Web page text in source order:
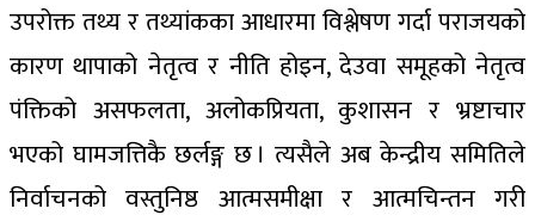
उपरोक्त तथ्य र तथ्यांकका आधारमा विश्लेषण गर्दा पराजयको
कारण थापाको नेतृत्व र नीति होइन, देउवा समूहको नेतृत्व
पंक्तिको असफलता, अलोकप्रियता, कुशासन र भ्रष्टाचार
भएको घामजत्तिकै छर्लङ्ग छ । त्यसैले अब केन्द्रीय समितिले
निर्वाचनको वस्तुनिष्ठ आत्मसमीक्षा र आत्मचिन्तन गरी